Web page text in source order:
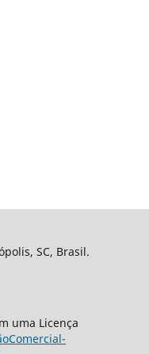
SC, Brasil.
uma Licença